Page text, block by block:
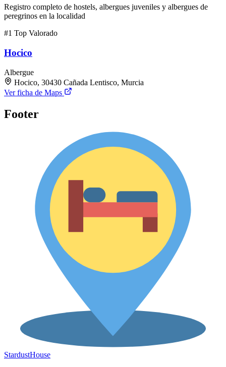
Registro completo de hostels, albergues juveniles y albergues de
peregrinos en la localidad
#1 Top Valorado
Hocico
Albergue
Hocico, 30430 Cañada Lentisco, Murcia
Ver ficha de Maps
Footer
StardustHouse